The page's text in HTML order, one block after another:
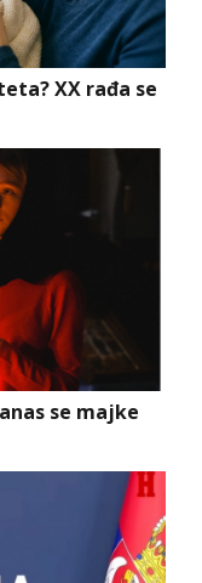
XX rađa se
se majke